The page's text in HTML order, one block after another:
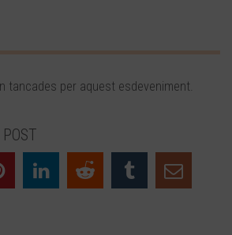
tancades per aquest esdeveniment.